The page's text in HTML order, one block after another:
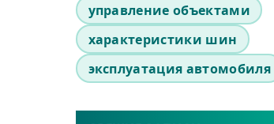
управление объектами
характеристики шин
эксплуатация автомобиля